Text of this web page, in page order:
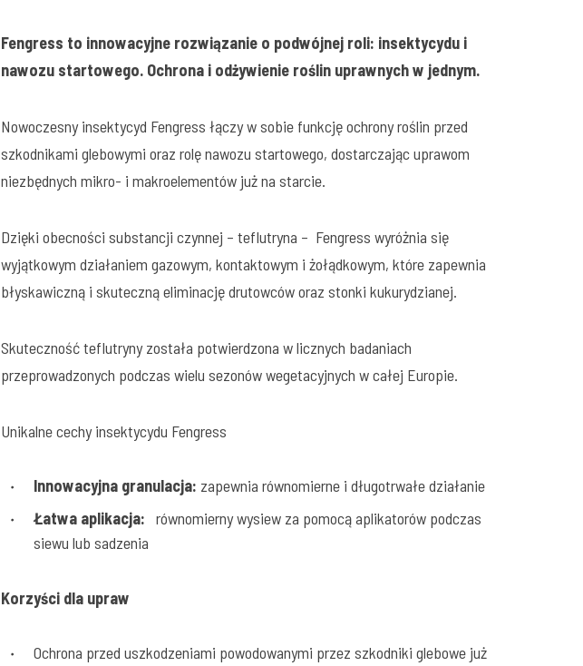
Fengress to innowacyjne rozwiązanie o podwójnej roli: insektycydu i
nawozu startowego. Ochrona i odżywienie roślin uprawnych w jednym.
Nowoczesny insektycyd Fengress łączy w sobie funkcję ochrony roślin przed
szkodnikami glebowymi oraz rolę nawozu startowego, dostarczając uprawom
niezbędnych mikro- i makroelementów już na starcie.
Dzięki obecności substancji czynnej – teflutryna – Fengress wyróżnia się
wyjątkowym działaniem gazowym, kontaktowym i żołądkowym, które zapewnia
błyskawiczną i skuteczną eliminację drutowców oraz stonki kukurydzianej.
Skuteczność teflutryny została potwierdzona w licznych badaniach
przeprowadzonych podczas wielu sezonów wegetacyjnych w całej Europie.
Unikalne cechy insektycydu Fengress
Innowacyjna granulacja: zapewnia równomierne i długotrwałe działanie
Łatwa aplikacja: równomierny wysiew za pomocą aplikatorów podczas
siewu lub sadzenia
Korzyści dla upraw
Ochrona przed uszkodzeniami powodowanymi przez szkodniki glebowe już